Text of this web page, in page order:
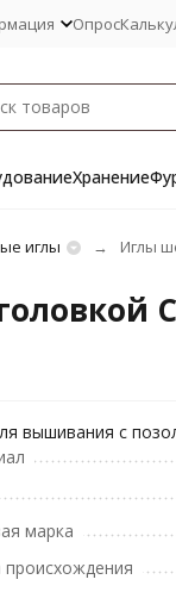
Опрос
Хранение
иглы Иглы
вышивания с
марка
происхождения